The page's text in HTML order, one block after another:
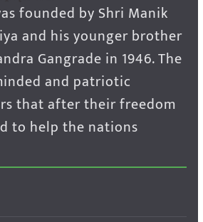
founded by Shri Manik
and his younger brother
Gangrade in 1946. The
and patriotic
that after their freedom
to help the nations